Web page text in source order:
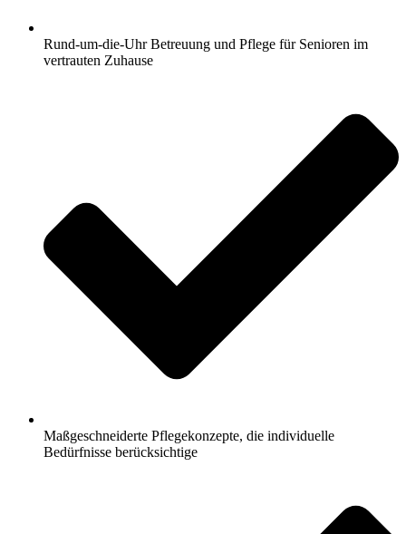
Rund-um-die-Uhr Betreuung und Pflege für Senioren im
vertrauten Zuhause
Maßgeschneiderte Pflegekonzepte, die individuelle
Bedürfnisse berücksichtige